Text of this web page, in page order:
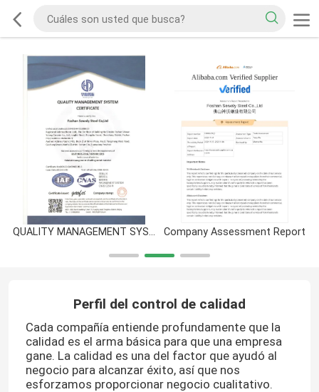
QUALITY MANAGEMENT SYSTEM CERTIFICATE Company Assessment Report
Perfil del control de calidad
Cada compañía entiende profundamente que la
calidad es el arma básica para que una empresa
gane. La calidad es una del factor que ayudó al
negocio para alcanzar éxito, así que nos
esforzamos proporcionar negocio cualitativo.